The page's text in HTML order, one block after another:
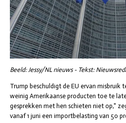
Beeld: Jessy/NL nieuws - Tekst:
Trump beschuldigt de EU ervan misbruik
weinig Amerikaanse producten toe te
gesprekken met hen schieten niet op,"
vanaf 1 juni een importbelasting van 50